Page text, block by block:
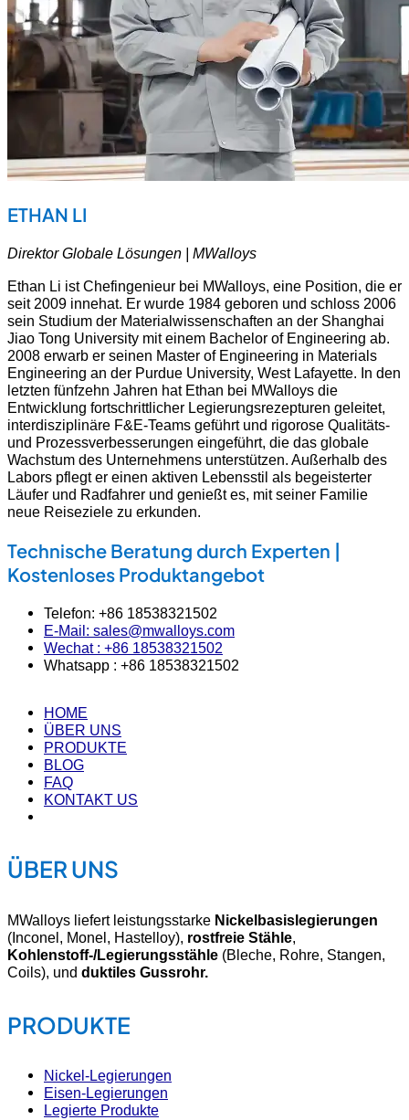
ETHAN LI
Direktor Globale Lösungen | MWalloys
Ethan Li ist Chefingenieur bei MWalloys, eine Position, die er
seit 2009 innehat. Er wurde 1984 geboren und schloss 2006
sein Studium der Materialwissenschaften an der Shanghai
Jiao Tong University mit einem Bachelor of Engineering ab.
2008 erwarb er seinen Master of Engineering in Materials
Engineering an der Purdue University, West Lafayette. In den
letzten fünfzehn Jahren hat Ethan bei MWalloys die
Entwicklung fortschrittlicher Legierungsrezepturen geleitet,
interdisziplinäre F&E-Teams geführt und rigorose Qualitäts-
und Prozessverbesserungen eingeführt, die das globale
Wachstum des Unternehmens unterstützen. Außerhalb des
Labors pflegt er einen aktiven Lebensstil als begeisterter
Läufer und Radfahrer und genießt es, mit seiner Familie
neue Reiseziele zu erkunden.
Technische Beratung durch Experten |
Kostenloses Produktangebot
Telefon: +86 18538321502
E-Mail: sales@mwalloys.com
Wechat : +86 18538321502
Whatsapp : +86 18538321502
HOME
ÜBER UNS
PRODUKTE
BLOG
FAQ
KONTAKT US
ÜBER UNS
MWalloys liefert leistungsstarke Nickelbasislegierungen
(Inconel, Monel, Hastelloy), rostfreie Stähle,
Kohlenstoff-/Legierungsstähle (Bleche, Rohre, Stangen,
Coils), und duktiles Gussrohr.
PRODUKTE
Nickel-Legierungen
Eisen-Legierungen
Legierte Produkte